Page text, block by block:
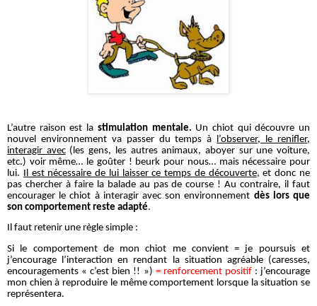
L’autre raison est la stimulation mentale. Un chiot qui découvre un
nouvel environnement va passer du temps à
l’observer, le renifler,
interagir avec(les gens, les autres animaux, aboyer sur une voiture,
etc.) voir même… le goûter ! beurk pour nous… mais nécessaire pour
lui.
Il est nécessaire de lui laisser ce temps de découverte, et donc ne
pas chercher à faire la balade au pas de course ! Au contraire, il faut
encourager le chiot à interagir avec son environnement dès lors que
son comportement reste adapté.
Il faut retenir une règle simple :
Si le comportement de mon chiot me convient = je poursuis et
j’encourage l’interaction en rendant la situation agréable (caresses,
encouragements « c’est bien !! ») = renforcement positif: j’encourage
mon chien à reproduire le même comportement lorsque la situation se
représentera.